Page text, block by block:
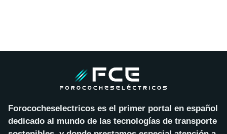
Forococheselectricos es el primer portal en español
dedicado al mundo de las tecnologías de transporte